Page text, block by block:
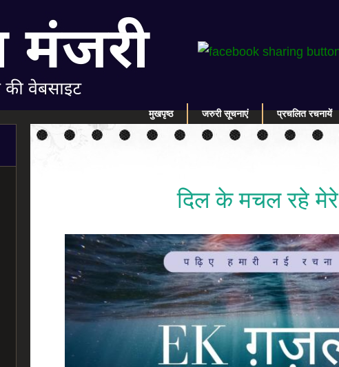
मुखपृष्ठ जरुरी सूचनाएं प्रचलित रचनायें
दिल के मचल रहे मेरे